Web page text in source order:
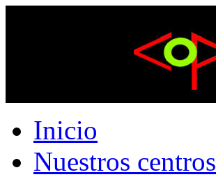
Inicio
Nuestros centros